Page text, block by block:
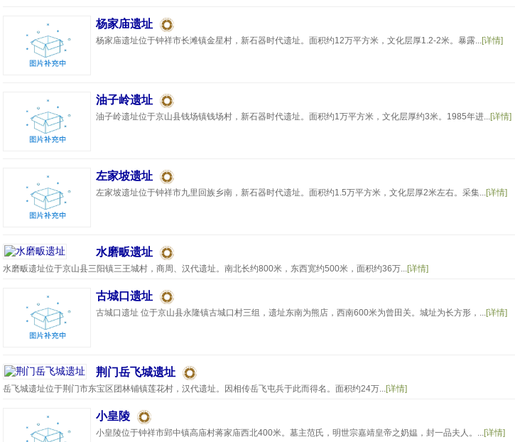
杨家庙遗址
杨家庙遗址位于钟祥市长滩镇金星村，新石器时代遗址。面积约12万平方米，文化层厚1.2-2米。暴露...[详情]
油子岭遗址
油子岭遗址位于京山县钱场镇钱场村，新石器时代遗址。面积约1万平方米，文化层厚约3米。1985年进...[详情]
左家坡遗址
左家坡遗址位于钟祥市九里回族乡南，新石器时代遗址。面积约1.5万平方米，文化层厚2米左右。采集...[详情]
水磨畈遗址
水磨畈遗址位于京山县三阳镇三王城村，商周、汉代遗址。南北长约800米，东西宽约500米，面积约36万...[详情]
古城口遗址
古城口遗址 位于京山县永隆镇古城口村三组，遗址东南为熊店，西南600米为曾田关。城址为长方形，...[详情]
荆门岳飞城遗址
岳飞城遗址位于荆门市东宝区团林铺镇莲花村，汉代遗址。因相传岳飞屯兵于此而得名。面积约24万...[详情]
小皇陵
小皇陵位于钟祥市郢中镇高庙村蒋家庙西北400米。墓主范氏，明世宗嘉靖皇帝之奶媪，封一品夫人。...[详情]